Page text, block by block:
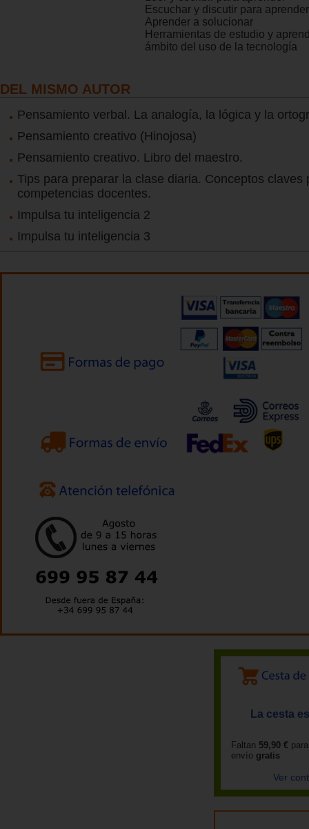
Escuchar y discutir para aprender
Aprender a solucionar
Herramientas de estudio y
ámbito del uso de la tecnología
DEL MISMO AUTOR
Pensamiento verbal. La analogía, la lógica y la
Pensamiento creativo (Hinojosa)
Pensamiento creativo. Libro del maestro.
Tips para preparar la clase diaria. Conceptos claves
competencias docentes.
Impulsa tu inteligencia 2
Impulsa tu inteligencia 3
La cesta
Faltan 59,90 €
envío gratis
Ver